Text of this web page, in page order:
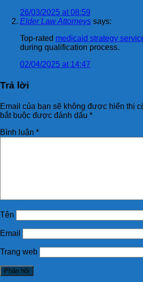
26/03/2025 at 08:59
Elder Law Attorneys says:
Top-rated medicaid strategy
during qualification process.
02/04/2025 at 14:47
Trả lời
Email của bạn sẽ không được hiển thị
bắt buộc được đánh dấu *
Bình luận *
Tên
Email
Trang web